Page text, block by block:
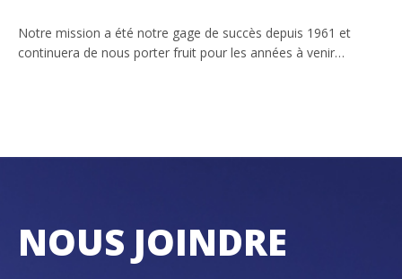
Notre mission a été notre gage de succès depuis 1961 et
continuera de nous porter fruit pour les années à venir…
NOUS JOINDRE